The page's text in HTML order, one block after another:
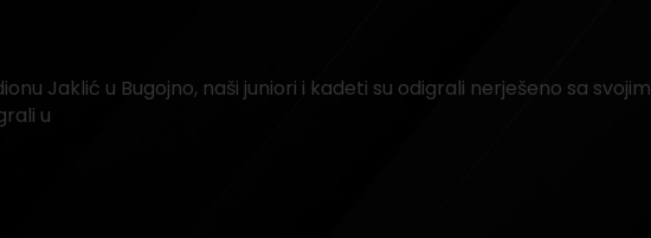
Jaklić u Bugojno, naši juniori i kadeti su odigrali nerješeno sa svojim
u